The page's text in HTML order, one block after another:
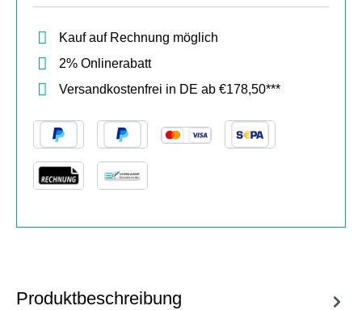
Kauf auf Rechnung möglich
2% Onlinerabatt
Versandkostenfrei in DE ab €178,50***
Produktbeschreibung